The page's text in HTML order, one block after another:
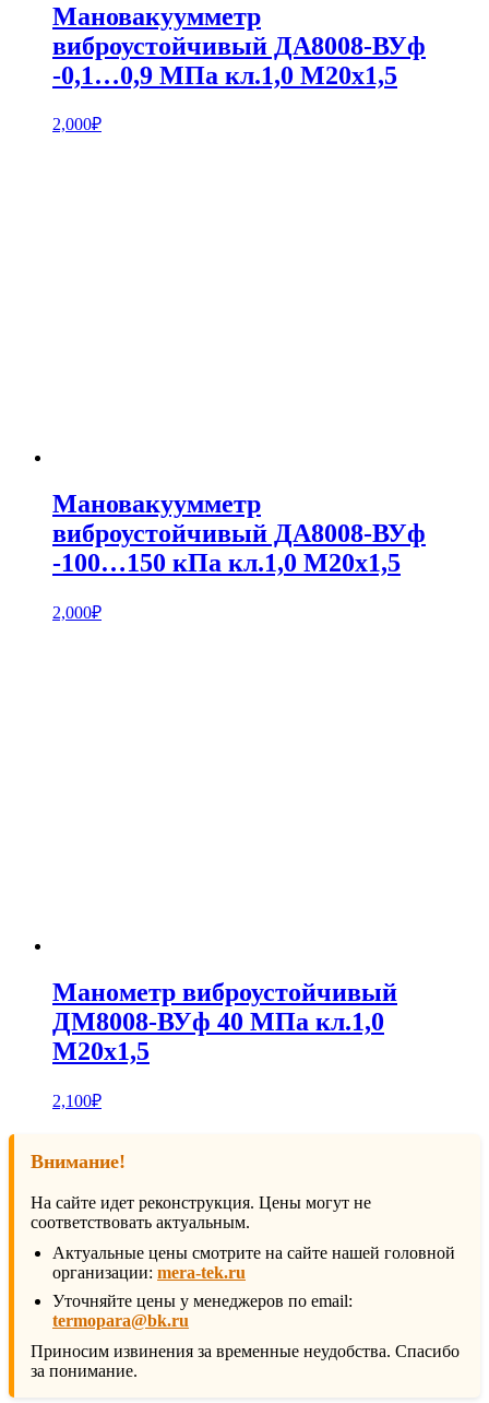
Мановакуумметр
виброустойчивый ДА8008-ВУф
-0,1…0,9 МПа кл.1,0 М20х1,5
2,000₽
Мановакуумметр
виброустойчивый ДА8008-ВУф
-100…150 кПа кл.1,0 М20х1,5
2,000₽
Манометр виброустойчивый
ДМ8008-ВУф 40 МПа кл.1,0
М20х1,5
2,100₽
Внимание!
На сайте идет реконструкция. Цены могут не
соответствовать актуальным.
Актуальные цены смотрите на сайте нашей головной
организации: mera-tek.ru
Уточняйте цены у менеджеров по email:
termopara@bk.ru
Приносим извинения за временные неудобства. Спасибо
за понимание.